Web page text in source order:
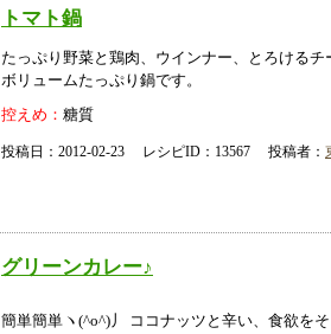
トマト鍋
たっぷり野菜と鶏肉、ウインナー、とろけるチ
ボリュームたっぷり鍋です。
控えめ： 糖質
投稿日：2012-02-23 レシピID：13567 投稿者：
グリーンカレー♪
簡単簡単ヽ(^o^)丿 ココナッツと辛い、食欲を